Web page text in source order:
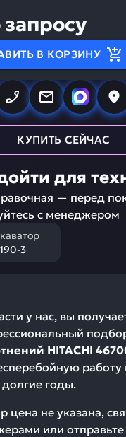
В КОРЗИНУ
КУПИТЬ СЕЙЧАС
для
— перед
с менеджером
3
у нас, вы
HITACHI
работу
годы.
цена не указана,
или отправьте